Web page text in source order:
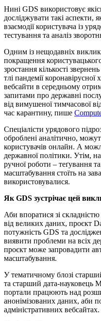
Нині GDS використовує
досліджувати такі аспекти,
взаємодії користувача із
тестування та аналіз
Одним із нещодавніх
покращення
зростання кількості
тлі пандемії
вебсайти в середньому
запитами про державні
від вимушеної тимчасової
час карантину, пише
Спеціалісти урядового
оброблені аналітично,
користувачів онлайн. А
державної політики. Утім,
ручної роботи – теґування
масштабування стоїть на
використовувалися.
Як GDS зустрічає цей
Аби впоратися зі
від великих даних, проєкт
потужність GDS та
виявити проблеми на всіх
проєкт може запровадити
масштабування.
У тематичному блозі
та старший дата-науковець
портали працюють над
анонімізованих даних, аби
адміністративних вебсайтах.